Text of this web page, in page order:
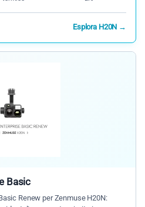
Esplora H20N →
Basic
Renew per Zenmuse H20N: